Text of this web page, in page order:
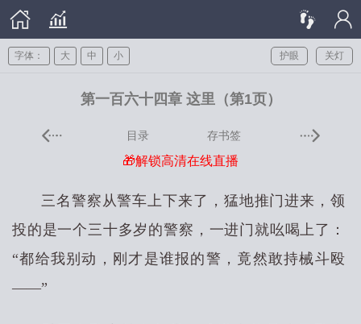
关灯
护眼
字体： 大 中 小
第一百六十四章 这里（第1页）
目录 存书签
🎁解锁高清在线直播
三名警察从警车上下来了，猛地推门进来，领
投的是一个三十多岁的警察，一进门就吆喝上了：
“都给我别动，刚才是谁报的警，竟然敢持械斗殴
——”